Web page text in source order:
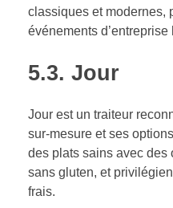
classiques et modernes,
événements d’entreprise
5.3. Jour
Jour est un traiteur
sur-mesure et ses
des plats sains avec des
sans gluten, et
frais.